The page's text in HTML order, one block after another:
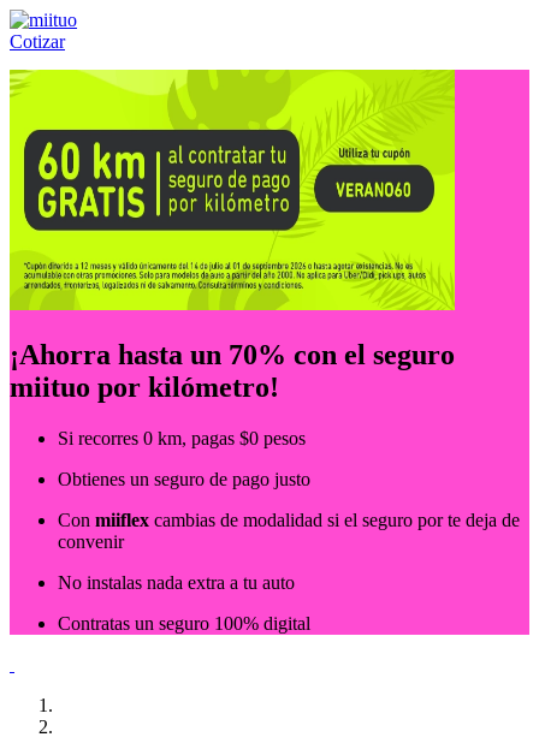
Cotizar
Llámanos al:(55) 84-21-05-00 ó
¡Ahorra hasta un 70% con el seguro
miituo por kilómetro!
Si recorres 0 km, pagas $0 pesos
Obtienes un seguro de pago justo
Con miiflex cambias de modalidad si el seguro por te deja de
convenir
No instalas nada extra a tu auto
Contratas un seguro 100% digital